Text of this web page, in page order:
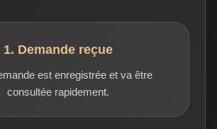
1. Demande reçue
est enregistrée et va être
consultée rapidement.